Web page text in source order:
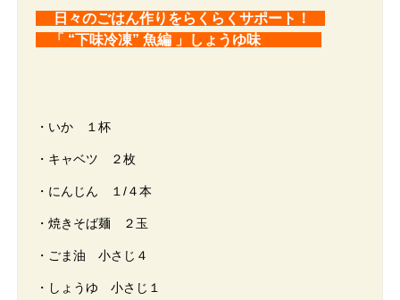
日々のごはん作りをらくらくサポート！
「 “下味冷凍” 魚編 」しょうゆ味
・いか １杯
・キャベツ ２枚
・にんじん １/４本
・焼きそば麺 ２玉
・ごま油 小さじ４
・しょうゆ 小さじ１